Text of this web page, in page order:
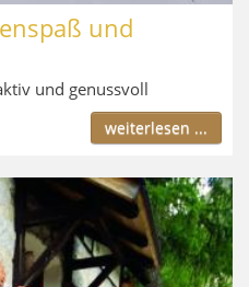
und
und genussvoll
weiterlesen ...